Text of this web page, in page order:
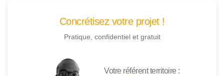
Concrétisez votre projet !
Pratique, confidentiel et gratuit
Votre référent territoire :